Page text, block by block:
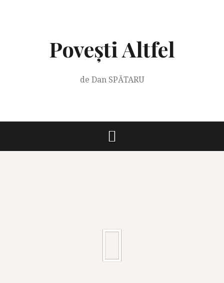
Povești Altfel
de Dan SPĂTARU